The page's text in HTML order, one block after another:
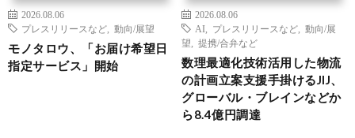
2026.08.06
プレスリリースなど
動向/展望
モノタロウ、「お届け希望日
指定サービス」開始
2026.08.06
AI
プレスリリースなど
動向/展
望
提携/合弁など
数理最適化技術活用した物流
の計画立案支援手掛けるJIJ、
グローバル・ブレインなどか
ら8.4億円調達